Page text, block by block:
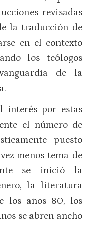
revisadas
la traducción de
en el contexto
los teólogos
de la
interés por estas
el número de
puesto
menos tema de
se inició la
la literatura
los años 80, los
se abren ancho